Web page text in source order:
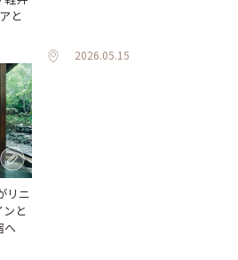
と
2026.05.15
リニ
ンと
へ